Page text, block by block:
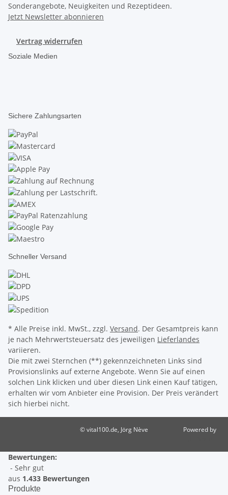
Sonderangebote, Neuigkeiten und Rezeptideen.
Jetzt Newsletter abonnieren
Vertrag widerrufen
Soziale Medien
Sichere Zahlungsarten
Schneller Versand
* Alle Preise inkl. MwSt., zzgl. Versand. Der Gesamtpreis kann
je nach Mehrwertsteuersatz des jeweiligen Lieferlandes
variieren.
Die mit zwei Sternchen (**) gekennzeichneten Links sind
Provisionslinks auf externe Angebote. Wenn Sie auf einen
solchen Link klicken und über diesen Link einen Kauf tätigen,
erhalten wir vom Anbieter eine Provision. Der Preis verändert
sich hierbei nicht.
© vital100.de, Jörg Nève
Powered by
Bewertungen:
- Sehr gut
aus 1.433 Bewertungen
Produkte